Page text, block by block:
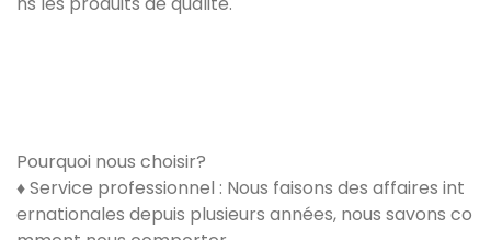
Pourquoi nous choisir?
♦ Service professionnel : Nous faisons des affaires int
ernationales depuis plusieurs années, nous savons co